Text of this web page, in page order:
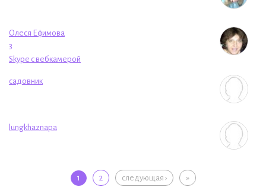
Олеся Ефимова
3
Skype с вебкамерой
садовник
lungkhaznapa
1 2 следующая › »